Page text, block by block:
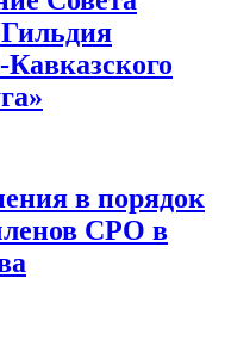
в порядок
СРО в